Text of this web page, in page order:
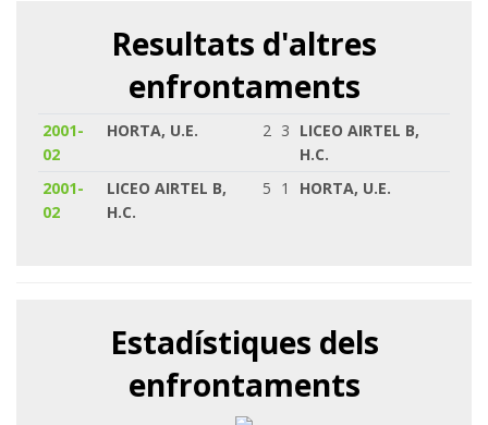
Resultats d'altres
enfrontaments
2001-
02
HORTA, U.E. 2 3 LICEO AIRTEL B,
H.C.
2001-
02
LICEO AIRTEL B,
H.C.
5 1 HORTA, U.E.
Estadístiques dels
enfrontaments